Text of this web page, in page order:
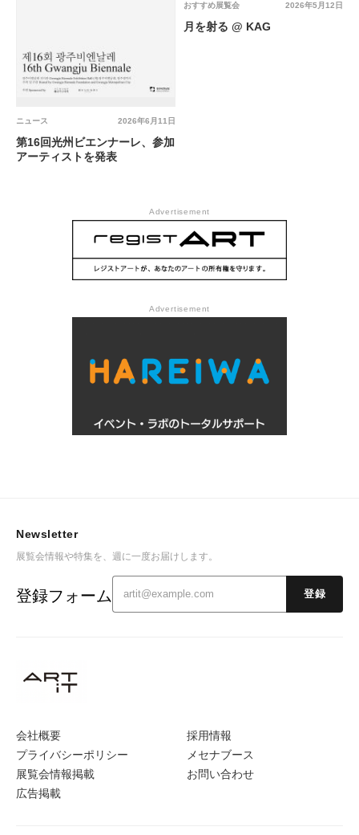
2026年6月11日
ニュース
第16回光州ビエンナーレ、参加
アーティストを発表
2026年5月12日
おすすめ展覧会
月を射る @ KAG
Advertisement
Advertisement
会社概要
プライバシーポリシー
展覧会情報掲載
広告掲載
採用情報
メセナブース
お問い合わせ
Newsletter
展覧会情報や特集を、週に一度お届けします。
登録フォーム 登録